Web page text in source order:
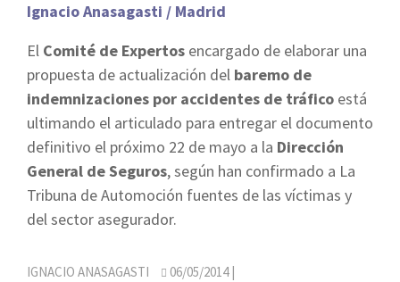
Ignacio Anasagasti / Madrid
El Comité de Expertos encargado de elaborar una
propuesta de actualización del baremo de
indemnizaciones por accidentes de tráfico está
ultimando el articulado para entregar el documento
definitivo el próximo 22 de mayo a la Dirección
General de Seguros, según han confirmado a La
Tribuna de Automoción fuentes de las víctimas y
del sector asegurador.
IGNACIO ANASAGASTI 06/05/2014|